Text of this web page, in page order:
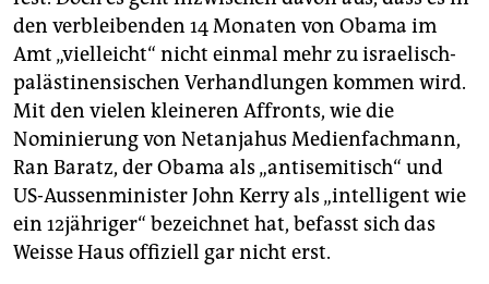
den verbleibenden 14 Monaten von Obama im
Amt „vielleicht“ nicht einmal mehr zu israelisch-
palästinensischen Verhandlungen kommen wird.
Mit den vielen kleineren Affronts, wie die
Nominierung von Netanjahus Medienfachmann,
Ran Baratz, der Obama als „antisemitisch“ und
US-Aussenminister John Kerry als „intelligent wie
ein 12jähriger“ bezeichnet hat, befasst sich das
Weisse Haus offiziell gar nicht erst.